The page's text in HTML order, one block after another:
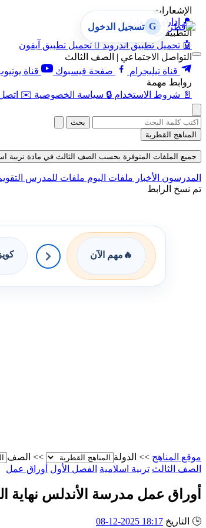
الإشعارات
🔔 إدارة الإشعارات
التطبيقات
🤖 تحميل تطبيق أندرويد  تحميل تطبيق آيفون
التواصل الاجتماعي | الصف الثالث
قناة تيليجرام
صفحة فيسبوك قناة
روابط مهمة
📄 شروط الاستخدام 🔒 سياسة الخصوصية ✉️
G تسجيل الدخول
بحث
المناهج القطرية
جميع الملفات المتوفرة بحسب الصف الثالث في مادة تربية
المدرسون الأخبار ملفات اليوم ملفات للمدرس
تم نسخ الرابط
🔥 مهم الآن
موقع المناهج >> الدولة >> الصف
الصف الثالث تربية اسلامية الفصل الأول أوراق عمل
أوراق عمل مدرسة الأندلس نهاية
🕒 التاريخ 18:17 2025-12-08